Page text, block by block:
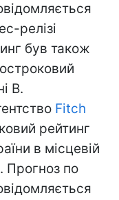
релізі
був також
B.
Fitch
рейтинг
в місцевій
. Прогноз по